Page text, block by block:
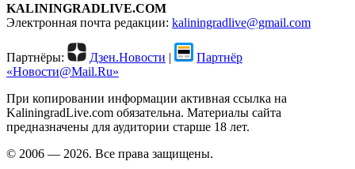
KALININGRADLIVE.COM
Электронная почта редакции: kaliningradlive@gmail.com
Партнёры: Дзен.Новости |
Партнёр
«Новости@Mail.Ru»
При копировании информации активная ссылка на
KaliningradLive.com обязательна. Материалы сайта
предназначены для аудитории старше 18 лет.
© 2006 — 2026. Все права защищены.